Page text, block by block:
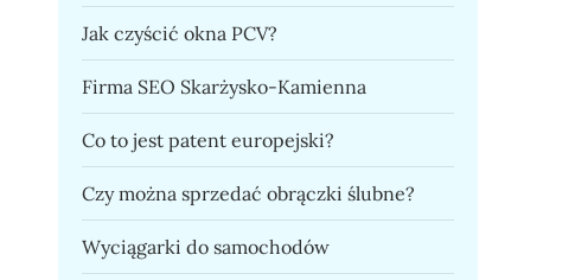
Jak czyścić okna PCV?
Firma SEO Skarżysko-Kamienna
Co to jest patent europejski?
Czy można sprzedać obrączki ślubne?
Wyciągarki do samochodów